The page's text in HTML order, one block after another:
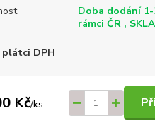
Doba dodání
rámci ČR ,
plátci DPH
Kč/ks